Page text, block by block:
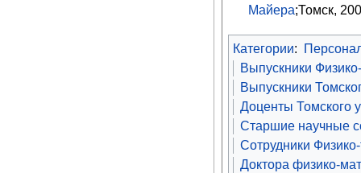
Майера;Томск,
Категории:
Выпускники
Выпускники
Доценты Томского
Старшие научные
Сотрудники
Доктора физико-